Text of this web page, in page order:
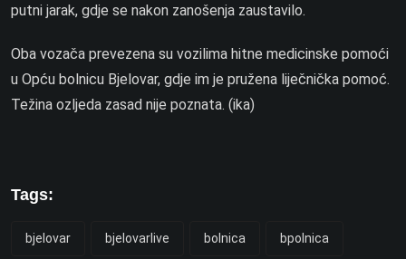
putni jarak, gdje se nakon zanošenja zaustavilo.
Oba vozača prevezena su vozilima hitne medicinske pomoći
u Opću bolnicu Bjelovar, gdje im je pružena liječnička pomoć.
Težina ozljeda zasad nije poznata. (ika)
Tags:
bjelovar bjelovarlive bolnica bpolnica